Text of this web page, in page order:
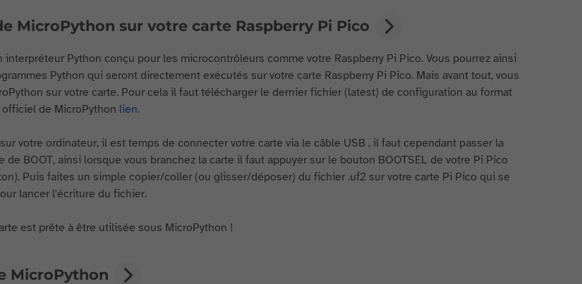
MicroPython sur votre carte Raspberry Pi Pico
interpréteur Python conçu pour les microcontrôleurs comme votre Raspberry Pi Pico. Vous pourrez ainsi
Python qui seront directement exécutés sur votre carte Raspberry Pi Pico. Mais avant tout, vous
sur votre carte. Pour cela il faut télécharger le dernier fichier (latest) de configuration au format
de MicroPython lien.
votre ordinateur, il est temps de connecter votre carte via le câble USB , il faut cependant passer la
de BOOT, ainsi lorsque vous branchez la carte il faut appuyer sur le bouton BOOTSEL de votre Pi Pico
Puis faites un simple copier/coller (ou glisser/déposer) du fichier .uf2 sur votre carte Pi Pico qui se
lancer l'écriture du fichier.
est prête à être utilisée sous MicroPython !
MicroPython